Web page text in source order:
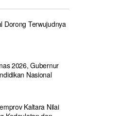
Dorong Terwujudnya
2026, Gubernur
Nasional
Kaltara Nilai